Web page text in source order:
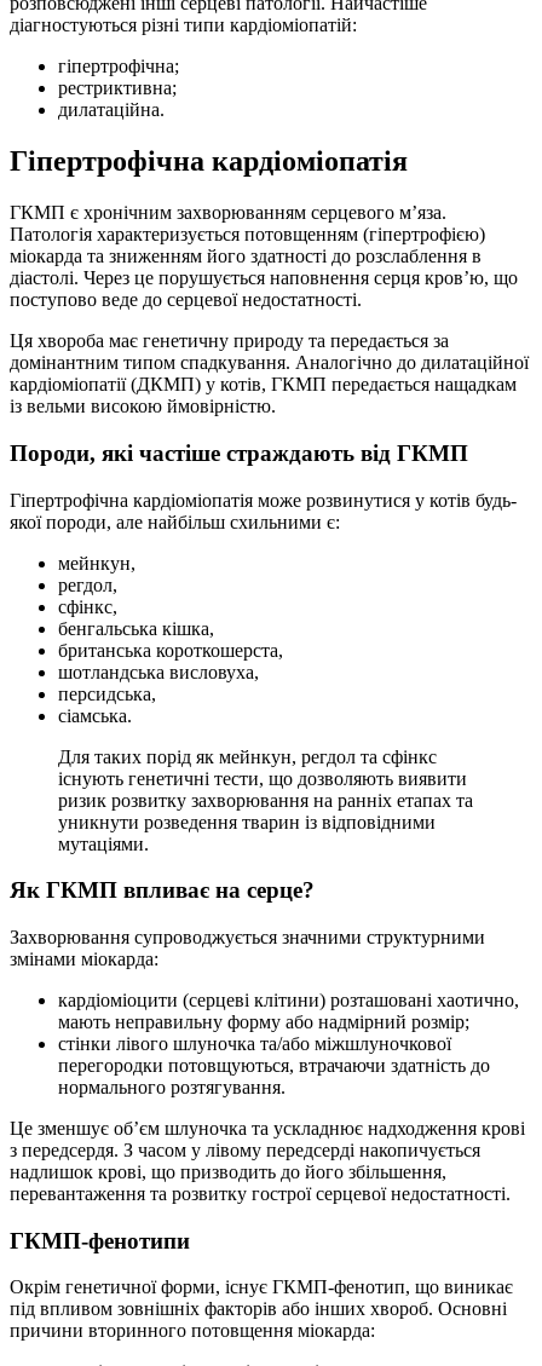
діагностуються різні типи кардіоміопатій:
гіпертрофічна;
рестриктивна;
дилатаційна.
Гіпертрофічна кардіоміопатія
ГКМП є хронічним захворюванням серцевого м’яза.
Патологія характеризується потовщенням (гіпертрофією)
міокарда та зниженням його здатності до розслаблення в
діастолі. Через це порушується наповнення серця кров’ю, що
поступово веде до серцевої недостатності.
Ця хвороба має генетичну природу та передається за
домінантним типом спадкування. Аналогічно до дилатаційної
кардіоміопатії (ДКМП) у котів, ГКМП передається нащадкам
із вельми високою ймовірністю.
Породи, які частіше страждають від ГКМП
Гіпертрофічна кардіоміопатія може розвинутися у котів будь-
якої породи, але найбільш схильними є:
мейнкун,
регдол,
сфінкс,
бенгальська кішка,
британська короткошерста,
шотландська висловуха,
персидська,
сіамська.
Для таких порід як мейнкун, регдол та сфінкс
існують генетичні тести, що дозволяють виявити
ризик розвитку захворювання на ранніх етапах та
уникнути розведення тварин із відповідними
мутаціями.
Як ГКМП впливає на серце?
Захворювання супроводжується значними структурними
змінами міокарда:
кардіоміоцити (серцеві клітини) розташовані хаотично,
мають неправильну форму або надмірний розмір;
стінки лівого шлуночка та/або міжшлуночкової
перегородки потовщуються, втрачаючи здатність до
нормального розтягування.
Це зменшує об’єм шлуночка та ускладнює надходження крові
з передсердя. З часом у лівому передсерді накопичується
надлишок крові, що призводить до його збільшення,
перевантаження та розвитку гострої серцевої недостатності.
ГКМП-фенотипи
Окрім генетичної форми, існує ГКМП-фенотип, що виникає
під впливом зовнішніх факторів або інших хвороб. Основні
причини вторинного потовщення міокарда: